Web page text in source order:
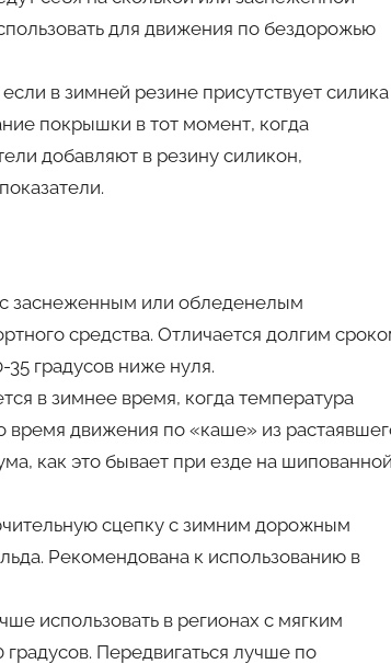
для движения по бездорожью
в зимней резине присутствует силика
покрышки в тот момент, когда
добавляют в резину силикон,
заснеженным или обледенелым
средства. Отличается долгим
градусов ниже нуля.
в зимнее время, когда температура
время движения по «каше» из
как это бывает при езде на
сцепку с зимним дорожным
Рекомендована к использованию в
использовать в регионах с мягким
Передвигаться лучше по